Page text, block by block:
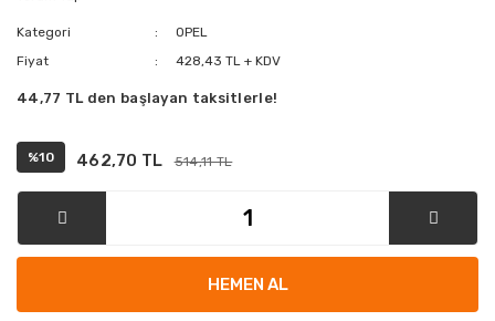
Kategori
OPEL
Fiyat
428,43 TL + KDV
44,77 TL den başlayan taksitlerle!
%10 462,70 TL 514,11 TL
HEMEN AL